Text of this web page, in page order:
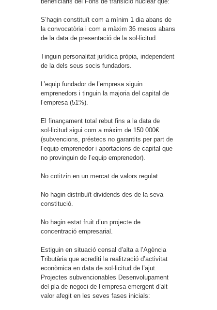
S’hagin constituït com a mínim 1 dia abans de
la convocatòria i com a màxim 36 mesos abans
de la data de presentació de la sol·licitud.
Tinguin personalitat jurídica pròpia, independent
de la dels seus socis fundadors.
L’equip fundador de l’empresa siguin
emprenedors i tinguin la majoria del capital de
l’empresa (51%).
El finançament total rebut fins a la data de
sol·licitud sigui com a màxim de 150.000€
(subvencions, préstecs no garantits per part de
l’equip emprenedor i aportacions de capital que
no provinguin de l’equip emprenedor).
No cotitzin en un mercat de valors regulat.
No hagin distribuït dividends des de la seva
constitució.
No hagin estat fruit d’un projecte de
concentració empresarial.
Estiguin en situació censal d’alta a l’Agència
Tributària que acrediti la realització d’activitat
econòmica en data de sol·licitud de l’ajut.
Projectes subvencionables Desenvolupament
del pla de negoci de l’empresa emergent d’alt
valor afegit en les seves fases inicials: